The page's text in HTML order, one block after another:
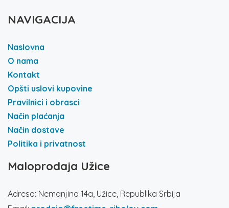
NAVIGACIJA
Naslovna
O nama
Kontakt
Opšti uslovi kupovine
Pravilnici i obrasci
Način plaćanja
Način dostave
Politika i privatnost
Maloprodaja Užice
Adresa: Nemanjina 14a, Užice, Republika Srbija